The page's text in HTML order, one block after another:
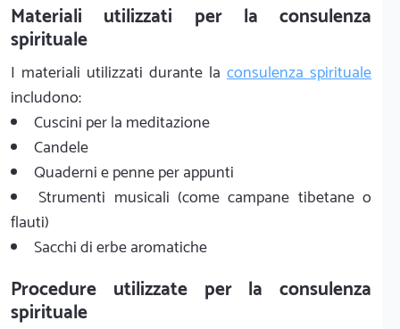
Materiali utilizzati per la consulenza
spirituale
I materiali utilizzati durante la consulenza spirituale
includono:
Cuscini per la meditazione
Candele
Quaderni e penne per appunti
Strumenti musicali (come campane tibetane o
flauti)
Sacchi di erbe aromatiche
Procedure utilizzate per la consulenza
spirituale